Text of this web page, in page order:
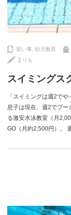
習い事 幼児教育
まりも
スイミングス
「スイミングは週2で
息子は現在、週2でプー
る激安水泳教室（月
GO（月約2,500円）。